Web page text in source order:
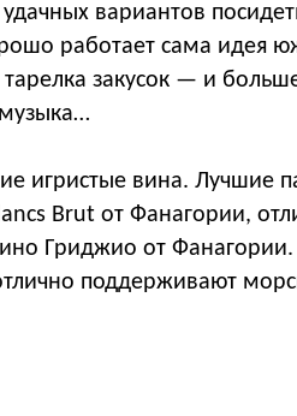
вариантов
работает сама идея
закусок — и
игристые вина. Лучшие
Brut от Фанагории,
Гриджио от
поддерживают